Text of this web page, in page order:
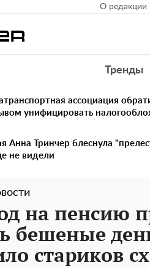
О редакции
Тренды
ассоциация
унифицировать
Анна Тринчер блеснула
не видели
на пенсию
бешеные
стариков